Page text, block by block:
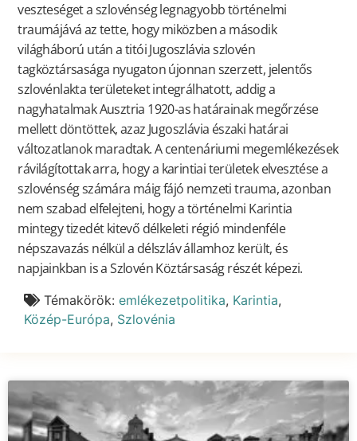
veszteséget a szlovénség legnagyobb történelmi
traumájává az tette, hogy miközben a második
világháború után a titói Jugoszlávia szlovén
tagköztársasága nyugaton újonnan szerzett, jelentős
szlovénlakta területeket integrálhatott, addig a
nagyhatalmak Ausztria 1920-as határainak megőrzése
mellett döntöttek, azaz Jugoszlávia északi határai
változatlanok maradtak. A centenáriumi megemlékezések
rávilágítottak arra, hogy a karintiai területek elvesztése a
szlovénség számára máig fájó nemzeti trauma, azonban
nem szabad elfelejteni, hogy a történelmi Karintia
mintegy tizedét kitevő délkeleti régió mindenféle
népszavazás nélkül a délszláv államhoz került, és
napjainkban is a Szlovén Köztársaság részét képezi.
Témakörök: emlékezetpolitika, Karintia,
Közép-Európa, Szlovénia